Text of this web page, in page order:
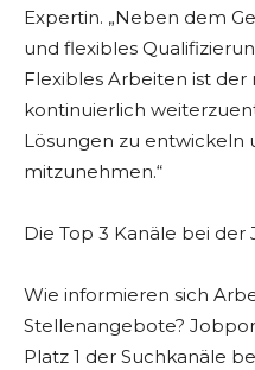
Expertin. „Neben dem
und flexibles
Flexibles Arbeiten ist der
kontinuierlich
Lösungen zu entwickeln
mitzunehmen.“
Die Top 3 Kanäle bei der
Wie informieren sich
Stellenangebote?
Platz 1 der Suchkanäle